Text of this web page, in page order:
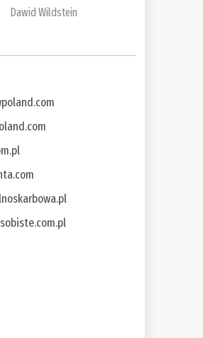
Dawid Wildstein